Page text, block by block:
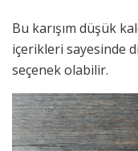
Bu karışım düşük
içerikleri sayesinde
seçenek olabilir.